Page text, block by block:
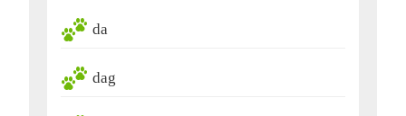
da
dag